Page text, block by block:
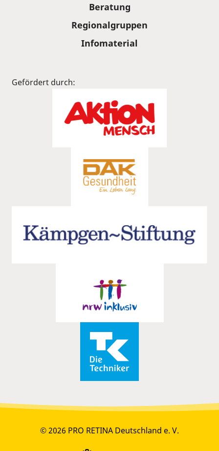
Beratung
Regionalgruppen
Infomaterial
Gefördert durch:
© 2026 PRO RETINA Deutschland e. V.